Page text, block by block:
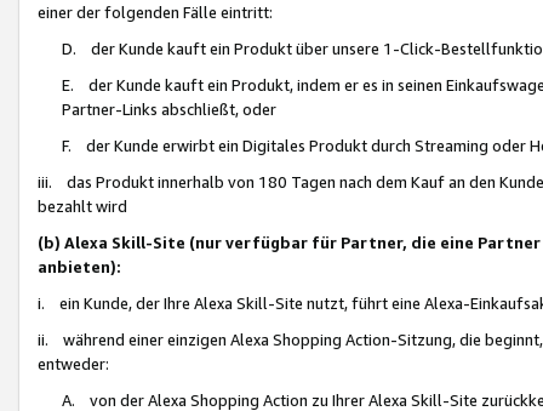
einer der folgenden Fälle eintritt:
D. der Kunde kauft ein Produkt über unsere 1-Click-
E. der Kunde kauft ein Produkt, indem er es in seinen
Partner-Links abschließt, oder
F. der Kunde erwirbt ein Digitales Produkt durch Streaming oder
iii. das Produkt innerhalb von 180 Tagen nach dem Kauf an den
bezahlt wird
(b) Alexa Skill-Site (nur verfügbar für Partner, die eine
anbieten):
i. ein Kunde, der Ihre Alexa Skill-Site nutzt, führt eine Alexa-
ii. während einer einzigen Alexa Shopping Action-Sitzung, die
entweder:
A. von der Alexa Shopping Action zu Ihrer Alexa Skill-Site